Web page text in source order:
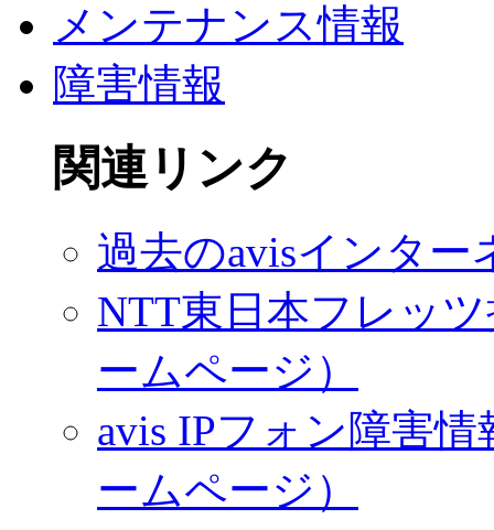
メンテナンス情報
障害情報
関連リンク
過去のavisインター
NTT東日本フレッ
ームページ）
avis IPフォン障害
ームページ）